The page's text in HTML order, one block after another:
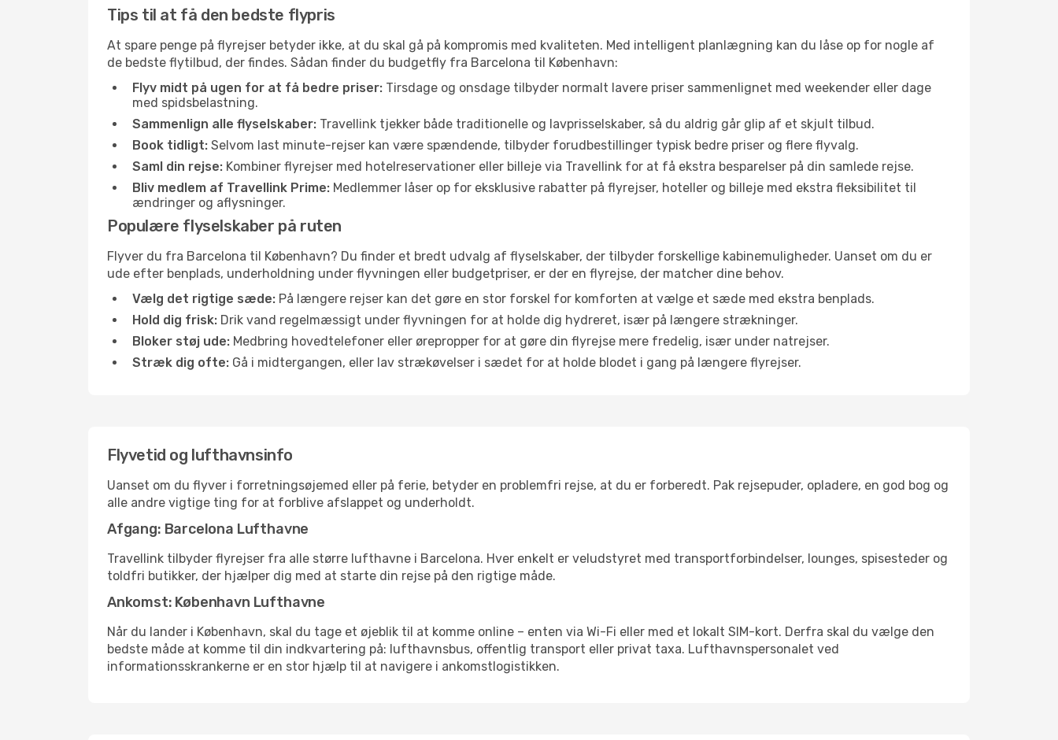
Tips til at få den bedste flypris
At spare penge på flyrejser betyder ikke, at du skal gå på kompromis med kvaliteten. Med intelligent planlægning kan du låse op for nogle af
de bedste flytilbud, der findes. Sådan finder du budgetfly fra Barcelona til København:
Flyv midt på ugen for at få bedre priser: Tirsdage og onsdage tilbyder normalt lavere priser sammenlignet med weekender eller dage
med spidsbelastning.
Sammenlign alle flyselskaber: Travellink tjekker både traditionelle og lavprisselskaber, så du aldrig går glip af et skjult tilbud.
Book tidligt: Selvom last minute-rejser kan være spændende, tilbyder forudbestillinger typisk bedre priser og flere flyvalg.
Saml din rejse: Kombiner flyrejser med hotelreservationer eller billeje via Travellink for at få ekstra besparelser på din samlede rejse.
Bliv medlem af Travellink Prime: Medlemmer låser op for eksklusive rabatter på flyrejser, hoteller og billeje med ekstra fleksibilitet til
ændringer og aflysninger.
Populære flyselskaber på ruten
Flyver du fra Barcelona til København? Du finder et bredt udvalg af flyselskaber, der tilbyder forskellige kabinemuligheder. Uanset om du er
ude efter benplads, underholdning under flyvningen eller budgetpriser, er der en flyrejse, der matcher dine behov.
Vælg det rigtige sæde: På længere rejser kan det gøre en stor forskel for komforten at vælge et sæde med ekstra benplads.
Hold dig frisk: Drik vand regelmæssigt under flyvningen for at holde dig hydreret, især på længere strækninger.
Bloker støj ude: Medbring hovedtelefoner eller ørepropper for at gøre din flyrejse mere fredelig, især under natrejser.
Stræk dig ofte: Gå i midtergangen, eller lav strækøvelser i sædet for at holde blodet i gang på længere flyrejser.
Flyvetid og lufthavnsinfo
Uanset om du flyver i forretningsøjemed eller på ferie, betyder en problemfri rejse, at du er forberedt. Pak rejsepuder, opladere, en god bog og
alle andre vigtige ting for at forblive afslappet og underholdt.
Afgang: Barcelona Lufthavne
Travellink tilbyder flyrejser fra alle større lufthavne i Barcelona. Hver enkelt er veludstyret med transportforbindelser, lounges, spisesteder og
toldfri butikker, der hjælper dig med at starte din rejse på den rigtige måde.
Ankomst: København Lufthavne
Når du lander i København, skal du tage et øjeblik til at komme online – enten via Wi-Fi eller med et lokalt SIM-kort. Derfra skal du vælge den
bedste måde at komme til din indkvartering på: lufthavnsbus, offentlig transport eller privat taxa. Lufthavnspersonalet ved
informationsskrankerne er en stor hjælp til at navigere i ankomstlogistikken.